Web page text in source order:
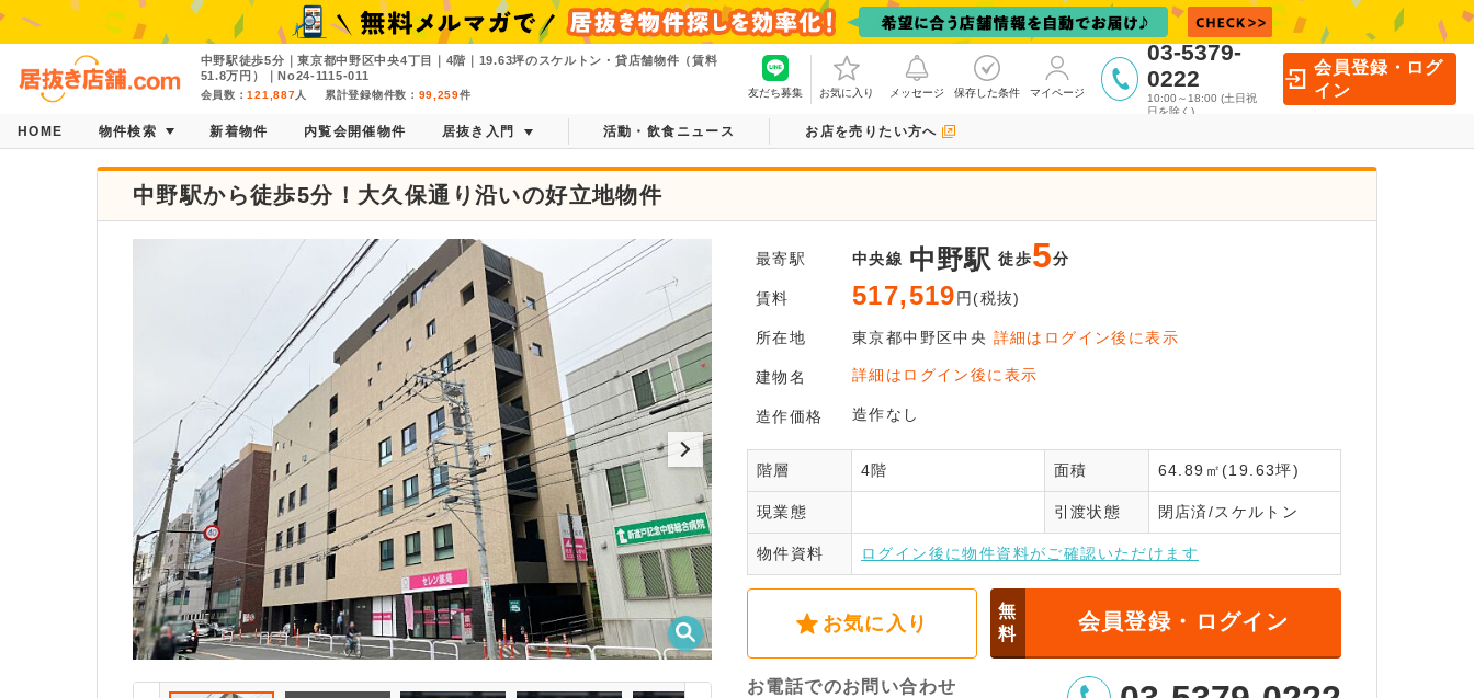
中野駅徒歩5分｜東京都中野区中央4丁目｜4階｜19.63坪のスケルトン・貸店舗物件（賃料
51.8万円）｜No24-1115-011
会員数：121,887人 累計登録物件数： 99,259件 友だち募集 お気に入り メッセージ 保存した条件 マイページ
03-5379-
0222
10:00～18:00 (土日祝
日を除く)
会員登録・ログ
イン
HOME 物件検索 新着物件 内覧会開催物件 居抜き入門 活動・飲食ニュース お店を売りたい方へ
中野駅から徒歩5分！大久保通り沿いの好立地物件
ログイン後に
平面図がご覧いただけます
ログインはこちら
最寄駅 中央線 中野駅 徒歩5分
賃料 517,519円(税抜)
所在地 東京都中野区中央 詳細はログイン後に表示
建物名 詳細はログイン後に表示
造作価格 造作なし
階層 4階 面積 64.89㎡(19.63坪)
現業態 引渡状態 閉店済/スケルトン
物件資料 ログイン後に物件資料がご確認いただけます
お気に入り
無
料
会員登録・ログイン
お電話でのお問い合わせ